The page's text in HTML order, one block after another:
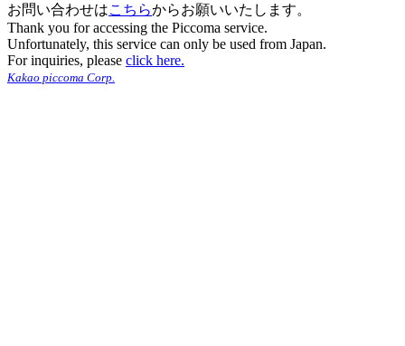
お問い合わせはこちらからお願いいたします。
Thank you for accessing the Piccoma service.
Unfortunately, this service can only be used from Japan.
For inquiries, please click here.
Kakao piccoma Corp.